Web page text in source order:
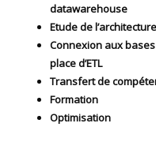
datawarehouse
Etude de
Connexion aux
place d’ETL
Transfert de
Formation
Optimisation